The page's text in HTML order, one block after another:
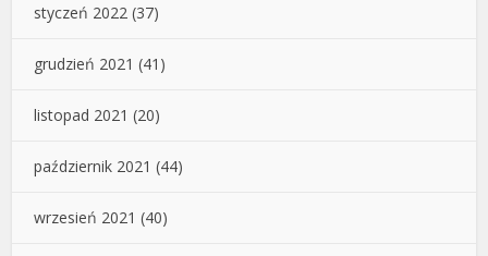
styczeń 2022 (37)
grudzień 2021 (41)
listopad 2021 (20)
październik 2021 (44)
wrzesień 2021 (40)